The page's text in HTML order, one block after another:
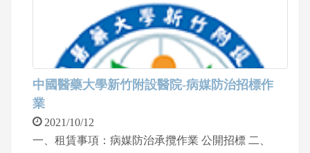
中國醫藥大學新竹附設醫院-病媒防治招標作
業
2021/10/12
一、租賃事項：病媒防治承攬作業 公開招標 二、